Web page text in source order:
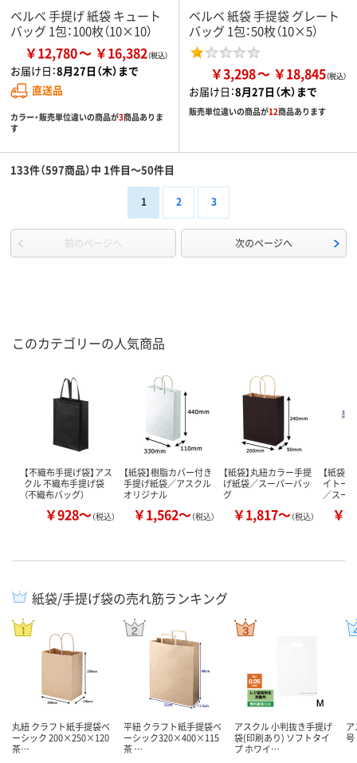
ベルベ 手提げ 紙袋 キュート
バッグ 1包：100枚（10×10）
￥12,780 ￥16,382
お届け日：8月27日（木）まで
直送品
カラー・販売単位違いの商品が3商品ありま
す
ベルベ 紙袋 手提袋 グレート
バッグ 1包：50枚（10×5）
￥3,298 ￥18,845
お届け日：8月27日（木）まで
販売単位違いの商品が12商品あります
133件（597商品）中 1件目～50件目
1 2 3
前のページへ 次のページへ
このカテゴリーの人気商品
【不織布手提げ袋】アス
クル 不織布手提げ袋
（不織布バッグ）
￥928～（税込）
【紙袋】樹脂カバー付き
手提げ紙袋／アスクル
オリジナル
￥1,562～（税込）
【紙袋】丸紐カラー手提
げ紙袋／スーパーバッ
グ
￥1,817～（税込）
【紙袋
イトー
／スー
￥
紙袋/手提げ袋の売れ筋ランキング
丸紐 クラフト紙手提袋ベ
ーシック 200×250×120
茶…
平紐 クラフト紙手提袋ベ
ーシック320×400×115
茶 …
アスクル 小判抜き手提げ
袋(印刷あり) ソフトタイ
プ ホワイ…
号